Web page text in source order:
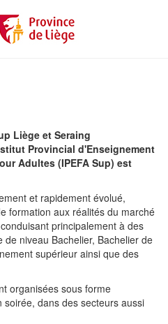
Liège et Seraing
Provincial d'Enseignement
Adultes (IPEFA Sup) est
et rapidement évolué,
formation aux réalités du marché
conduisant principalement à des
niveau Bachelier, Bachelier de
supérieur ainsi que des
organisées sous forme
dans des secteurs aussi